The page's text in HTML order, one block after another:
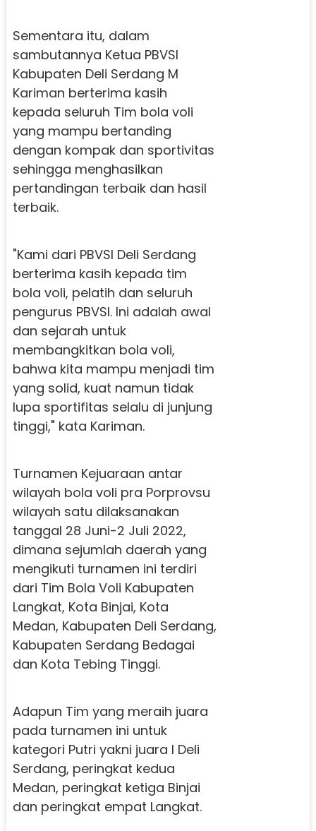
Sementara itu, dalam
sambutannya Ketua PBVSI
Kabupaten Deli Serdang M
Kariman berterima kasih
kepada seluruh Tim bola voli
yang mampu bertanding
dengan kompak dan sportivitas
sehingga menghasilkan
pertandingan terbaik dan hasil
terbaik.
"Kami dari PBVSI Deli Serdang
berterima kasih kepada tim
bola voli, pelatih dan seluruh
pengurus PBVSI. Ini adalah awal
dan sejarah untuk
membangkitkan bola voli,
bahwa kita mampu menjadi tim
yang solid, kuat namun tidak
lupa sportifitas selalu di junjung
tinggi," kata Kariman.
Turnamen Kejuaraan antar
wilayah bola voli pra Porprovsu
wilayah satu dilaksanakan
tanggal 28 Juni-2 Juli 2022,
dimana sejumlah daerah yang
mengikuti turnamen ini terdiri
dari Tim Bola Voli Kabupaten
Langkat, Kota Binjai, Kota
Medan, Kabupaten Deli Serdang,
Kabupaten Serdang Bedagai
dan Kota Tebing Tinggi.
Adapun Tim yang meraih juara
pada turnamen ini untuk
kategori Putri yakni juara I Deli
Serdang, peringkat kedua
Medan, peringkat ketiga Binjai
dan peringkat empat Langkat.